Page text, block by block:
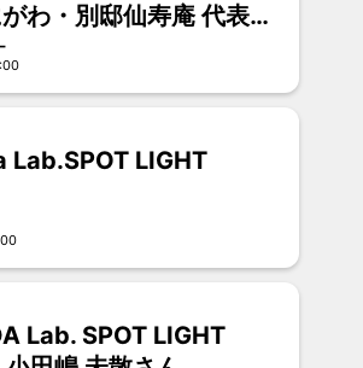
わ・別邸仙寿庵 代表取
英弘さん
Lab.SPOT LIGHT
Lab. SPOT LIGHT